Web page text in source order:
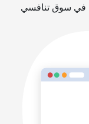
في سوق تنافسي